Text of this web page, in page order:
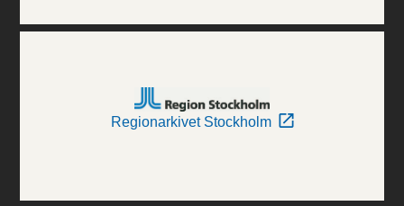
Regionarkivet Stockholm